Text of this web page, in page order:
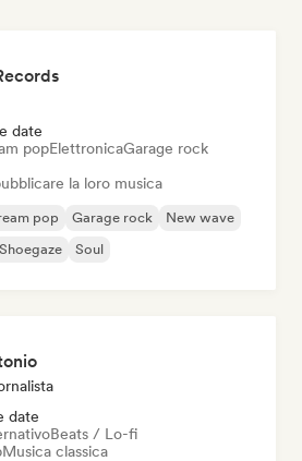
date
popElettronicaGarage rock
la loro musica
pop Garage rock
New wave
Shoegaze Soul
date
Beats / Lo-fi
Musica classica